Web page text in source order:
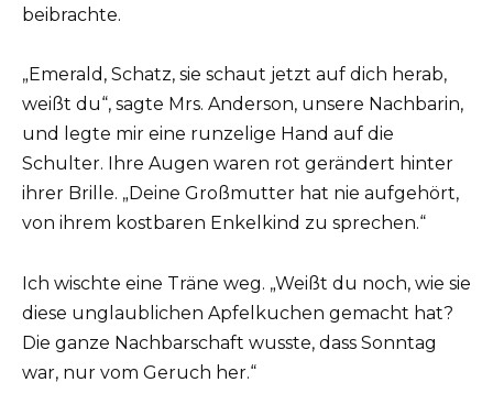
beibrachte.
„Emerald, Schatz, sie schaut jetzt auf dich herab,
weißt du“, sagte Mrs. Anderson, unsere Nachbarin,
und legte mir eine runzelige Hand auf die
Schulter. Ihre Augen waren rot gerändert hinter
ihrer Brille. „Deine Großmutter hat nie aufgehört,
von ihrem kostbaren Enkelkind zu sprechen.“
Ich wischte eine Träne weg. „Weißt du noch, wie sie
diese unglaublichen Apfelkuchen gemacht hat?
Die ganze Nachbarschaft wusste, dass Sonntag
war, nur vom Geruch her.“